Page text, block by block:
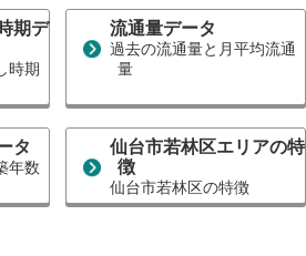
期デ
時期
流通量データ
過去の流通量と月平均流通
量
タ
年数
仙台市若林区エリアの特
徴
仙台市若林区の特徴